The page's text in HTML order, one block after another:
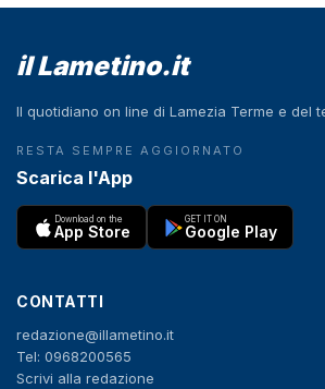
il Lametino.it
Il quotidiano on line di Lamezia Terme e del
RESTA SEMPRE AGGIORNATO
Scarica l'App
Download on the
App Store
GET IT ON
Google Play
CONTATTI
redazione@illametino.it
Tel: 0968200565
Scrivi alla redazione